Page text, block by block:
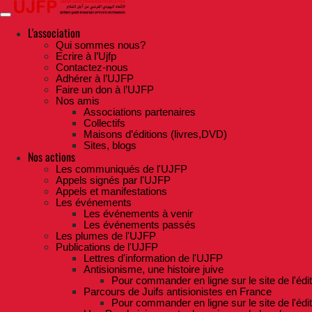
Skip
to
contentL'association
Qui sommes nous?
Ecrire à l’Ujfp
Contactez-nous
Adhérer à l’UJFP
Faire un don à l’UJFP
Nos amis
Associations partenaires
Collectifs
Maisons d’éditions (livres,DVD)
Sites, blogs
Nos actions
Les communiqués de l'UJFP
Appels signés par l'UJFP
Appels et manifestations
Les événements
Les événements à venir
Les événements passés
Les plumes de l'UJFP
Publications de l'UJFP
Lettres d'information de l'UJFP
Antisionisme, une histoire juive
Pour commander en ligne sur le site de
Parcours de Juifs antisionistes en France
Pour commander en ligne sur le site de